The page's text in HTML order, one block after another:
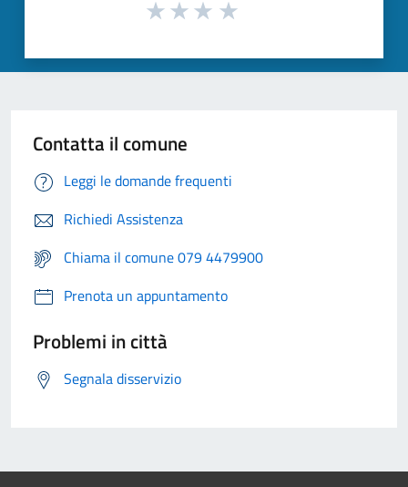
Contatta il comune
Leggi le domande frequenti
Richiedi Assistenza
Chiama il comune 079 4479900
Prenota un appuntamento
Problemi in città
Segnala disservizio